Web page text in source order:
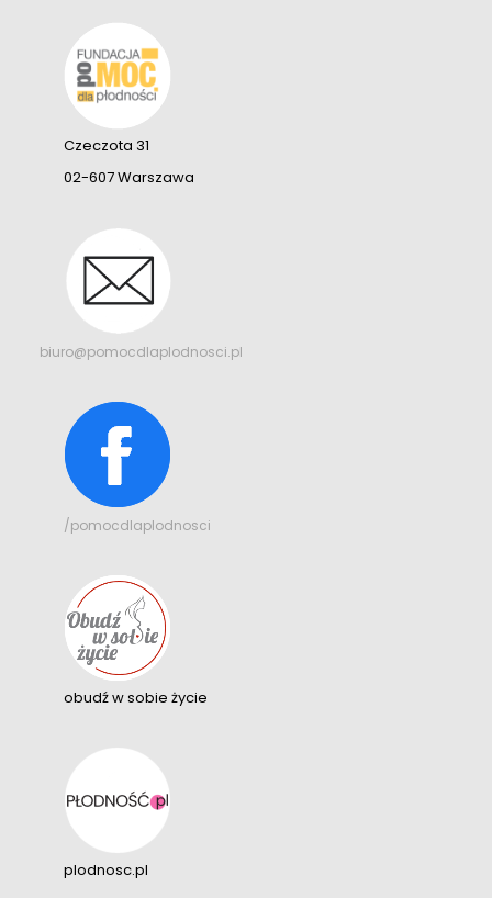
Czeczota 31
02-607 Warszawa
biuro@pomocdlaplodnosci.pl
/pomocdlaplodnosci
obudź w sobie życie
plodnosc.pl